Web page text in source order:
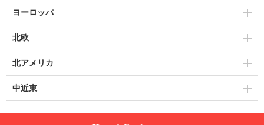
ヨーロッパ
北欧
北アメリカ
中近東